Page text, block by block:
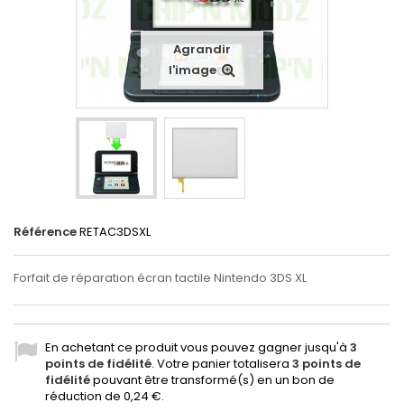
Agrandir
l'image
RéférenceRETAC3DSXL
Forfait de réparation écran tactile Nintendo 3DS XL
En achetant ce produit vous pouvez gagner jusqu'à 3
points de fidélité. Votre panier totalisera 3 points de
fidélitépouvant être transformé(s) en un bon de
réduction de 0,24 €.